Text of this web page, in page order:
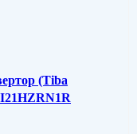
(Tiba